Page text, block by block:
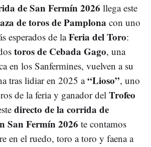
de San Fermín 2026 llega este
de toros de Pamplona con uno
esperados de laFeria del Toro:
toros de Cebada Gago, una
en los Sanfermines, vuelven a su
tras lidiar en 2025 a“Lioso”, uno
de la feria y ganador del Trofeo
directo de la corrida de
San Fermín 2026 te contamos
en el ruedo, toro a toro y faena a